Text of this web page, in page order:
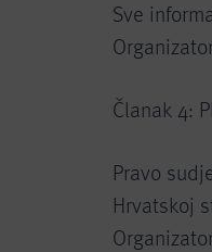
Sve
Članak 4:
Pravo
Hrvatskoj